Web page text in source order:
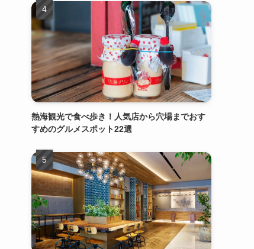
熱海観光で食べ歩き！人気店から穴場までおす
すめのグルメスポット22選